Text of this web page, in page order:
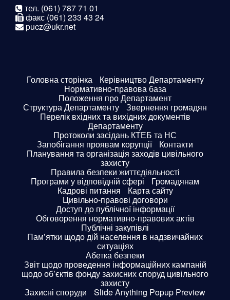
тел. (061) 787 71 01
факс (061) 233 43 24
pucz@ukr.net
Головна сторінка Керівництво Департаменту
Нормативно-правова база
Положення про Департамент
Структура Департаменту Звернення громадян
Перелік вхідних та вихідних документів
Департаменту
Протоколи засідань КТЕБ та НС
Запобігання проявам корупції Контакти
Планування та організація заходів цивільного
захисту
Правила безпеки життєдіяльності
Програми у відповідній сфері Громадянам
Кадрові питання Карта сайту
Цивільно-правові договори
Доступ до публічної інформації
Обговорення нормативно-правових актів
Публічні закупівлі
Пам’ятки щодо дій населення в надзвичайних
ситуаціях
Абетка безпеки
Звіт щодо проведення інформаційних кампаній
щодо об’єктів фонду захисних споруд цивільного
захисту
Захисні споруди Slide Anything Popup Preview